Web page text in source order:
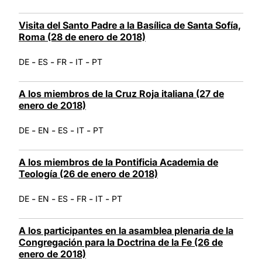
Visita del Santo Padre a la Basílica de Santa Sofía,
Roma (28 de enero de 2018)
DE - ES - FR - IT - PT
A los miembros de la Cruz Roja italiana (27 de
enero de 2018)
DE - EN - ES - IT - PT
A los miembros de la Pontificia Academia de
Teología (26 de enero de 2018)
DE - EN - ES - FR - IT - PT
A los participantes en la asamblea plenaria de la
Congregación para la Doctrina de la Fe (26 de
enero de 2018)